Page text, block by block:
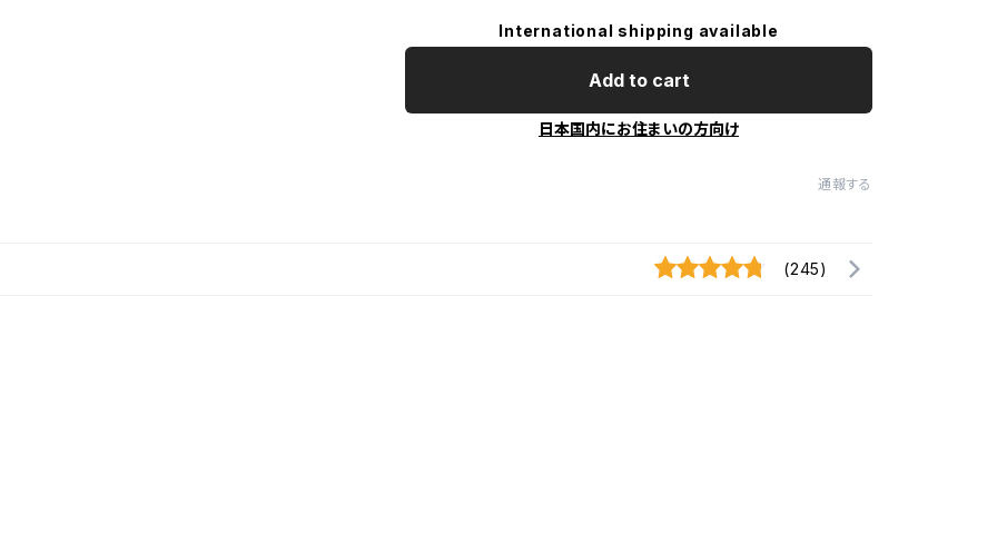
International shipping available
Add to cart
日本国内にお住まいの方向け
通報する
(245)